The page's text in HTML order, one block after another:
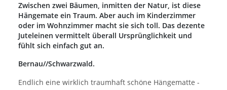
Zwischen zwei Bäumen, inmitten der Natur, ist diese
Hängemate ein Traum. Aber auch im Kinderzimmer
oder im Wohnzimmer macht sie sich toll. Das dezente
Juteleinen vermittelt überall Ursprünglichkeit und
fühlt sich einfach gut an.
Bernau//Schwarzwald.
Endlich eine wirklich traumhaft schöne Hängematte -